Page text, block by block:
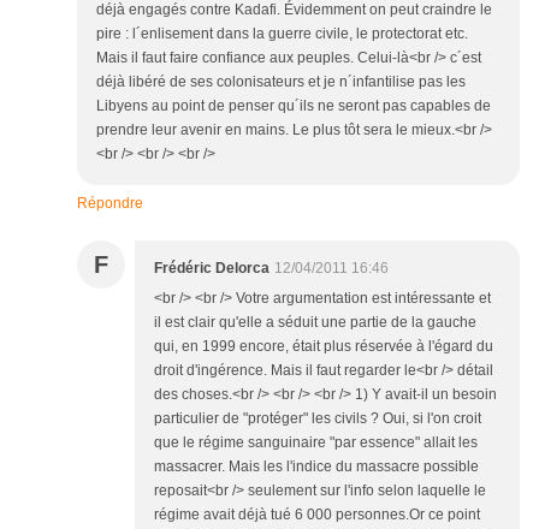
déjà engagés contre Kadafi. Évidemment on peut craindre le
pire : l´enlisement dans la guerre civile, le protectorat etc.
Mais il faut faire confiance aux peuples. Celui-là<br /> c´est
déjà libéré de ses colonisateurs et je n´infantilise pas les
Libyens au point de penser qu´ils ne seront pas capables de
prendre leur avenir en mains. Le plus tôt sera le mieux.<br />
<br /> <br /> <br />
Répondre
F Frédéric Delorca 12/04/2011 16:46
<br /> <br /> Votre argumentation est intéressante et
il est clair qu'elle a séduit une partie de la gauche
qui, en 1999 encore, était plus réservée à l'égard du
droit d'ingérence. Mais il faut regarder le<br /> détail
des choses.<br /> <br /> <br /> 1) Y avait-il un besoin
particulier de "protéger" les civils ? Oui, si l'on croit
que le régime sanguinaire "par essence" allait les
massacrer. Mais les l'indice du massacre possible
reposait<br /> seulement sur l'info selon laquelle le
régime avait déjà tué 6 000 personnes.Or ce point